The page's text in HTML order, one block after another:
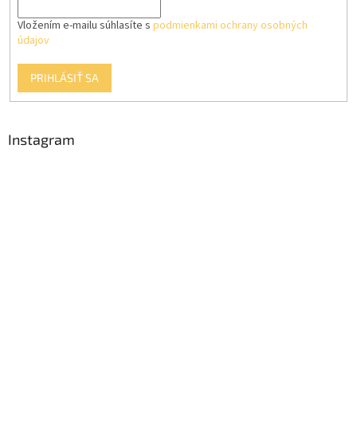
y
s
Vložením e-mailu súhlasíte s podmienkami ochrany osobných
údajov
PRIHLÁSIŤ SA
Instagram